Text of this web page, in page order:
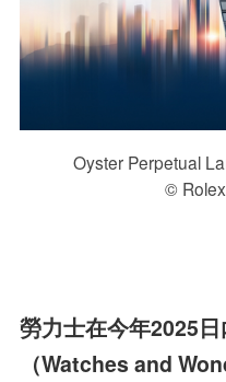
Oyster Perpetual
©
勞力士在今年2025日
（Watches and